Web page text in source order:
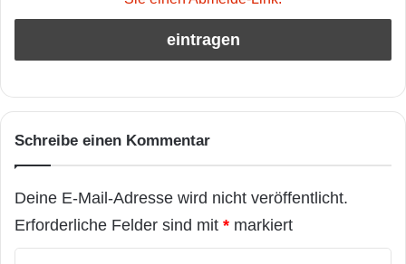
Schreibe einen Kommentar
Deine E-Mail-Adresse wird nicht veröffentlicht.
Erforderliche Felder sind mit * markiert